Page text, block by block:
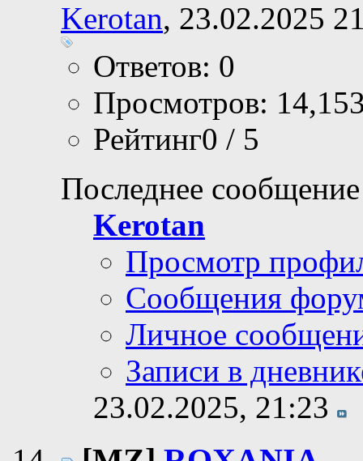
Kerotan, 23.02.2025
Ответов: 0
Просмотров:
Рейтинг0 / 5
Последнее
Kerotan
Просмотр
Сообщения
Личное
Записи в
23.02.2025, 21:23